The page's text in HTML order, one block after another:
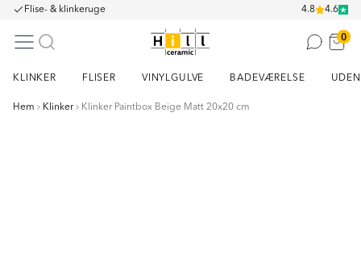
Flise- & klinkeruge 4.8 4.6
0
KLINKER FLISER VINYLGULVE BADEVÆRELSE
Hem Klinker Klinker Paintbox Beige Matt 20x20 cm